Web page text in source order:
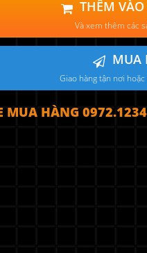
THÊM
Và xem thêm các
MUA
Giao hàng tận nơi
MUA HÀNG